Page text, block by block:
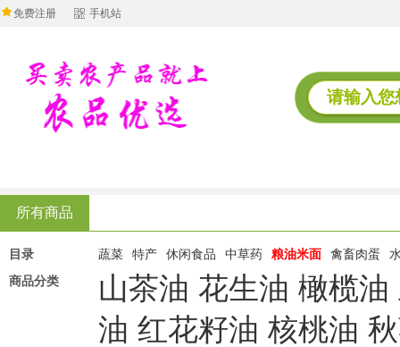
免费注册 手机站
所有商品
目录 蔬菜 特产 休闲食品 中草药 粮油米面 禽畜肉蛋
商品分类
山茶油 花生油 橄榄油
油 红花籽油 核桃油